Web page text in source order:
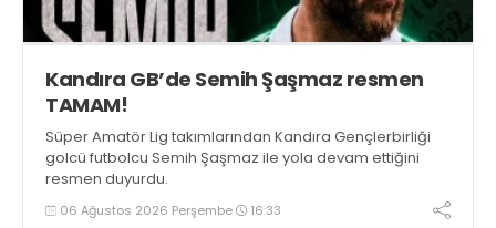
Kandıra GB’de Semih Şaşmaz resmen
TAMAM!
Süper Amatör Lig takımlarından Kandıra Gençlerbirliği
golcü futbolcu Semih Şaşmaz ile yola devam ettiğini
resmen duyurdu.
06 Ağustos 2026 Perşembe 16:33